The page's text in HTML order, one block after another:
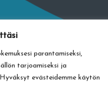
parantamiseksi,
tarjoamiseksi ja
evästeidemme käytön